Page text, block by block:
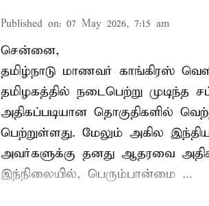
Published on: 07 May 2026, 7:15 am
சென்னை,
தமிழ்நாடு மாணவர் காங்கிரஸ்
தமிழகத்தில் நடைபெற்று
அதிகப்படியான தொகுதிகளில்
பெற்றுள்ளது. மேலும் அகில
அவர்களுக்கு தனது ஆதரவை
இந்நிலையில், பெரும்பான்மை ...